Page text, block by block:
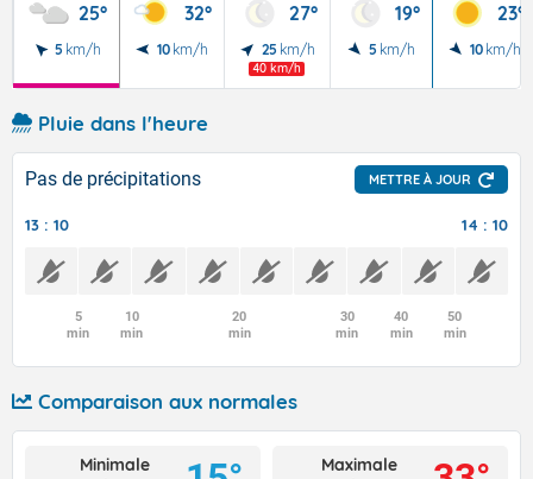
25°
5 km/h
32°
10 km/h
27°
25 km/h
40 km/h
19°
5 km/h
23°
10 km/h
Pluie dans l'heure
Pas de précipitations METTRE À JOUR
13 : 10 14 : 10
5
min
10
min
20
min
30
min
40
min
50
min
Comparaison aux normales
Minimale
Maximale